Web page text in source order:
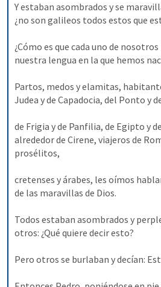
Y estaban asombrados y se
¿no son galileos todos estos que
¿Cómo es que cada uno de nosotros
nuestra lengua en la que hemos
Partos, medos y elamitas,
Judea y de Capadocia, del Ponto y
de Frigia y de Panfilia, de Egipto y
alrededor de Cirene, viajeros de
prosélitos,
cretenses y árabes, les oímos
de las maravillas de Dios.
Todos estaban asombrados y
otros: ¿Qué quiere decir esto?
Pero otros se burlaban y decían: